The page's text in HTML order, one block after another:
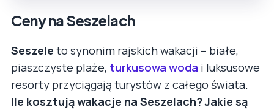
Ceny na Seszelach
Seszele to synonim rajskich wakacji – białe,
piaszczyste plaże, turkusowa woda i luksusowe
resorty przyciągają turystów z całego świata.
Ile kosztują wakacje na Seszelach? Jakie są